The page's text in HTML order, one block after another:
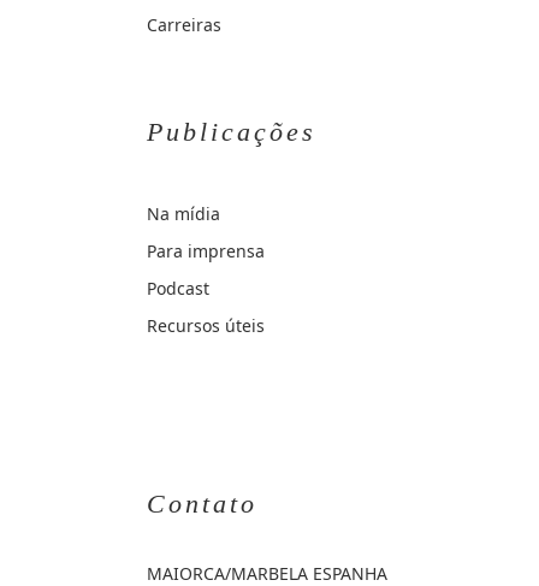
Carreiras
Publicações
Na mídia
Para imprensa
Podcast
Recursos úteis
Contato
MAIORCA/MARBELA ESPANHA